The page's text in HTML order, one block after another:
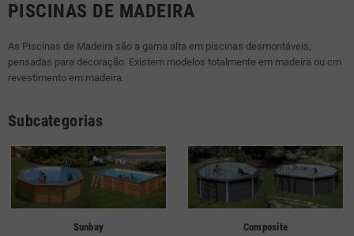
PISCINAS DE MADEIRA
As Piscinas de Madeira são a gama alta em piscinas desmontáveis,
pensadas para decoração. Existem modelos totalmente em madeira ou cm
revestimento em madeira.
Subcategorias
Sunbay Composite